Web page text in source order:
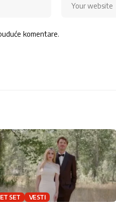
komentare.
SET VESTI